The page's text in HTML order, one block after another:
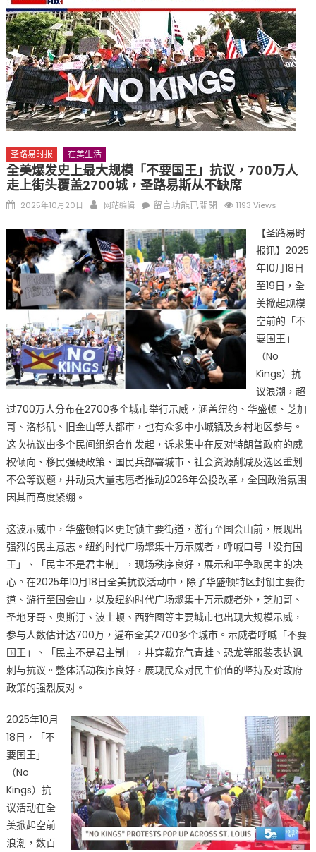
一晃三十年，初夏又相逢。中华日，等你来赴约 —— 密苏里植物
园“中华日三十周年特别报道（五）
筝声与琴韵交汇：刘励(Li Statler)与钢琴家Darek演绎一场古筝
与钢琴的精彩对话
圣路易时报 在美生活
全美爆发史上最大规模「不要国王」抗议，700万人
走上街头覆盖2700城，圣路易斯从不缺席
Posted
2025年10月20日 Author
网站编辑
在
美
爆
发
史
上
最
大
规
模
「不
国
王」
抗
议，
700
走
上
街
头
覆
盖
2700
城，
圣
路
不
缺
席〉
中
留言功能已關閉 1193 Views
【圣路易时
报讯】2025
年10月18日
至19日，全
美掀起规模
空前的「不
要国王」
（No
Kings）抗
议浪潮，超
过700万人分布在2700多个城市举行示威，涵盖纽约、华盛顿、芝加
哥、洛杉矶、旧金山等大都市，也有众多中小城镇及乡村地区参与。
这次抗议由多个民间组织合作发起，诉求集中在反对特朗普政府的威
权倾向、移民强硬政策、国民兵部署城市、社会资源削减及选区重划
不公等议题，并动员大量志愿者推动2026年公投改革，全国政治氛围
因其而高度紧绷。
这波示威中，华盛顿特区更封锁主要街道，游行至国会山前，展现出
强烈的民主意志。纽约时代广场聚集十万示威者，呼喊口号「没有国
王」、「民主不是君主制」，现场秩序良好，展示和平争取民主的决
心。在2025年10月18日全美抗议活动中，除了华盛顿特区封锁主要街
道、游行至国会山，以及纽约时代广场聚集十万示威者外，芝加哥、
圣地牙哥、奥斯汀、波士顿、西雅图等主要城市也出现大规模示威，
参与人数估计达700万，遍布全美2700多个城市。示威者呼喊「不要
国王」、「民主不是君主制」，并穿戴充气青蛙、恐龙等服装表达讽
刺与抗议。整体活动秩序良好，展现民众对民主价值的坚持及对政府
政策的强烈反对。
2025年10月
18日，「不
要国王 」
（No
Kings）抗
议活动在全
美掀起空前
浪潮，数百